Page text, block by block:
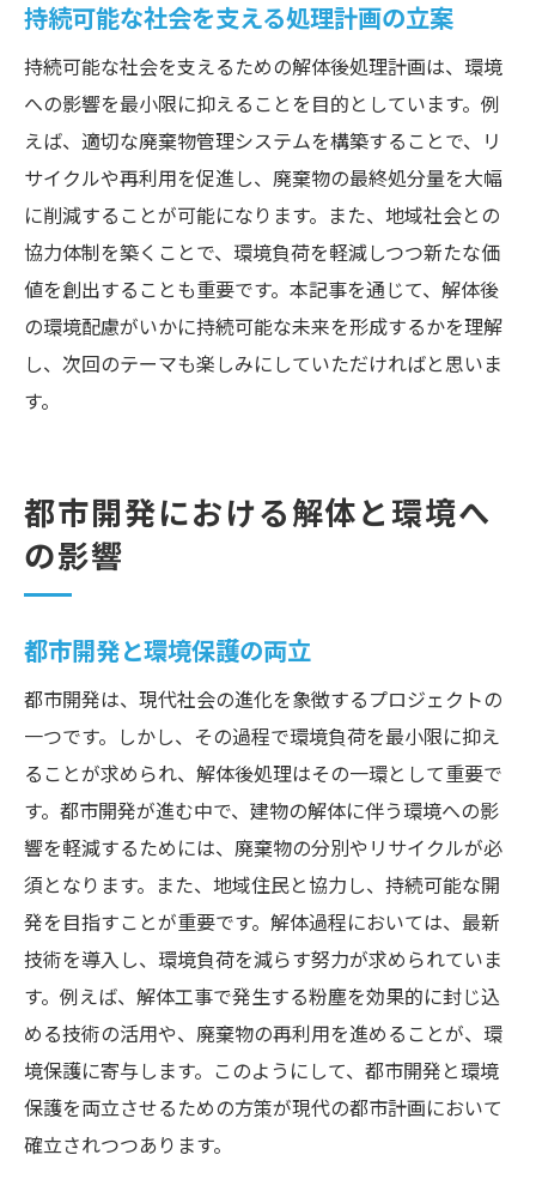
持続可能な社会を支える処理計画の立案
持続可能な社会を支えるための解体後処理計画は、環境
への影響を最小限に抑えることを目的としています。例
えば、適切な廃棄物管理システムを構築することで、リ
サイクルや再利用を促進し、廃棄物の最終処分量を大幅
に削減することが可能になります。また、地域社会との
協力体制を築くことで、環境負荷を軽減しつつ新たな価
値を創出することも重要です。本記事を通じて、解体後
の環境配慮がいかに持続可能な未来を形成するかを理解
し、次回のテーマも楽しみにしていただければと思いま
す。
都市開発における解体と環境へ
の影響
都市開発と環境保護の両立
都市開発は、現代社会の進化を象徴するプロジェクトの
一つです。しかし、その過程で環境負荷を最小限に抑え
ることが求められ、解体後処理はその一環として重要で
す。都市開発が進む中で、建物の解体に伴う環境への影
響を軽減するためには、廃棄物の分別やリサイクルが必
須となります。また、地域住民と協力し、持続可能な開
発を目指すことが重要です。解体過程においては、最新
技術を導入し、環境負荷を減らす努力が求められていま
す。例えば、解体工事で発生する粉塵を効果的に封じ込
める技術の活用や、廃棄物の再利用を進めることが、環
境保護に寄与します。このようにして、都市開発と環境
保護を両立させるための方策が現代の都市計画において
確立されつつあります。